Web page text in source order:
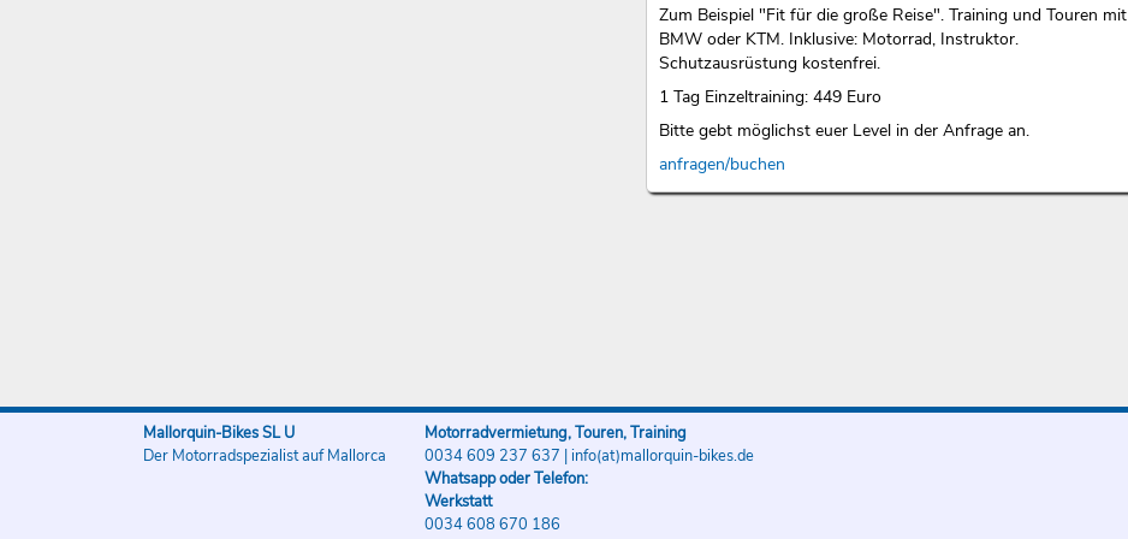
Zum Beispiel "Fit für die große Reise". Training und Touren mit
BMW oder KTM. Inklusive: Motorrad, Instruktor.
Schutzausrüstung kostenfrei.
1 Tag Einzeltraining: 449 Euro
Bitte gebt möglichst euer Level in der Anfrage an.
anfragen/buchen
Mallorquin-Bikes SL U
Der Motorradspezialist auf Mallorca
Motorradvermietung, Touren, Training
0034 609 237 637 |info(at)mallorquin-bikes.de
Whatsapp oder Telefon:
Werkstatt
0034 608 670 186